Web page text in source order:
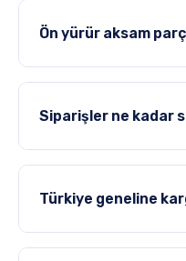
Ön yürür aksam
Siparişler ne kadar
Türkiye geneline